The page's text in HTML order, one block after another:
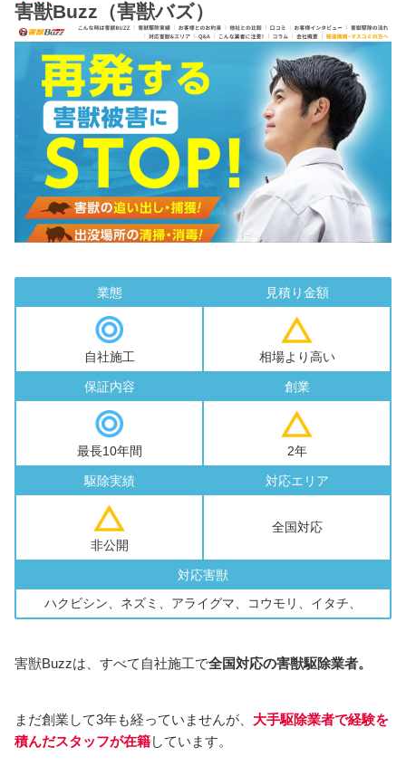
害獣Buzz（害獣バズ）
業態
自社施工
見積り金額
相場より高い
保証内容
最長10年間
創業
2年
駆除実績
非公開
対応エリア
全国対応
対応害獣
ハクビシン、ネズミ、アライグマ、コウモリ、イタチ、
害獣Buzzは、すべて自社施工で全国対応の害獣駆除業者。
まだ創業して3年も経っていませんが、 大手駆除業者で経験を
積んだスタッフが在籍しています。